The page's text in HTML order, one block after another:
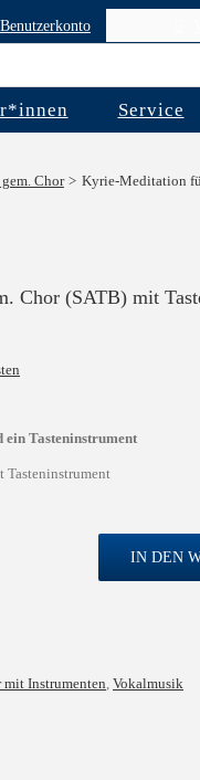
Service
Chor Kyrie-Meditation
Chor (SATB) mit
ein Tasteninstrument
Tasteninstrument
IN DEN
mit Instrumenten, Vokalmusik